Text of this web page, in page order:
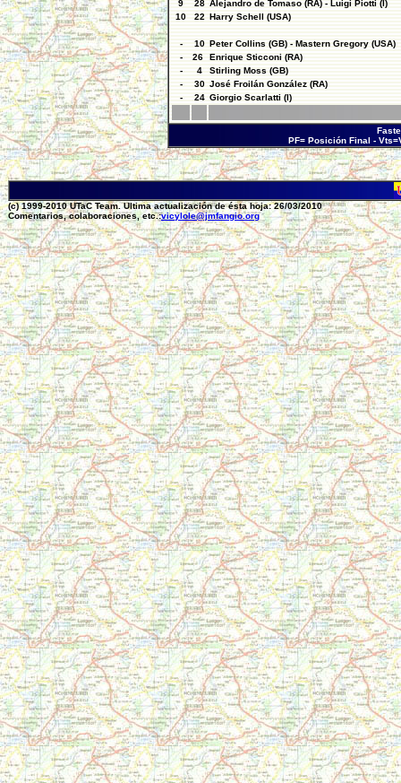
9
28 Alejandro de Tomaso (RA) - Luigi Piotti (I)
10
22 Harry Schell (USA)
- 10 Peter Collins (GB) - Mastern Gregory (USA)
-
26
Enrique Sticconi (RA)
-
4
Stirling Moss (GB)
-
30 José Froilán González (RA)
-
24 Giorgio Scarlatti (I)
PF= Posición Final -
(c) 1999-2010 UTaC Team. Ultima actualización de ésta hoja: 26/03/2010
Comentarios, colaboraciones, etc.:vicylole@jmfangio.org